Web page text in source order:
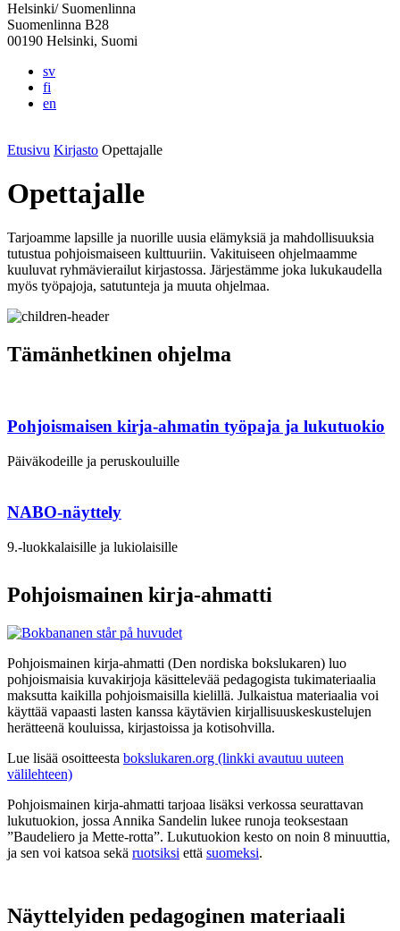
Helsinki/ Suomenlinna
Suomenlinna B28
00190 Helsinki, Suomi
sv
fi
en
Etusivu Kirjasto Opettajalle
Opettajalle
Tarjoamme lapsille ja nuorille uusia elämyksiä ja mahdollisuuksia
tutustua pohjoismaiseen kulttuuriin. Vakituiseen ohjelmaamme
kuuluvat ryhmävierailut kirjastossa. Järjestämme joka lukukaudella
myös työpajoja, satutunteja ja muuta ohjelmaa.
Tämänhetkinen ohjelma
Pohjoismaisen kirja-ahmatin työpaja ja lukutuokio
Päiväkodeille ja peruskouluille
NABO-näyttely
9.-luokkalaisille ja lukiolaisille
Pohjoismainen kirja-ahmatti
Pohjoismainen kirja-ahmatti (Den nordiska bokslukaren) luo
pohjoismaisia kuvakirjoja käsittelevää pedagogista tukimateriaalia
maksutta kaikilla pohjoismaisilla kielillä. Julkaistua materiaalia voi
käyttää vapaasti lasten kanssa käytävien kirjallisuuskeskustelujen
herätteenä kouluissa, kirjastoissa ja kotisohvilla.
Lue lisää osoitteesta bokslukaren.org (linkki avautuu uuteen
välilehteen)
Pohjoismainen kirja-ahmatti tarjoaa lisäksi verkossa seurattavan
lukutuokion, jossa Annika Sandelin lukee runoja teoksestaan
”Baudeliero ja Mette-rotta”. Lukutuokion kesto on noin 8 minuuttia,
ja sen voi katsoa sekä ruotsiksi että suomeksi.
Näyttelyiden pedagoginen materiaali